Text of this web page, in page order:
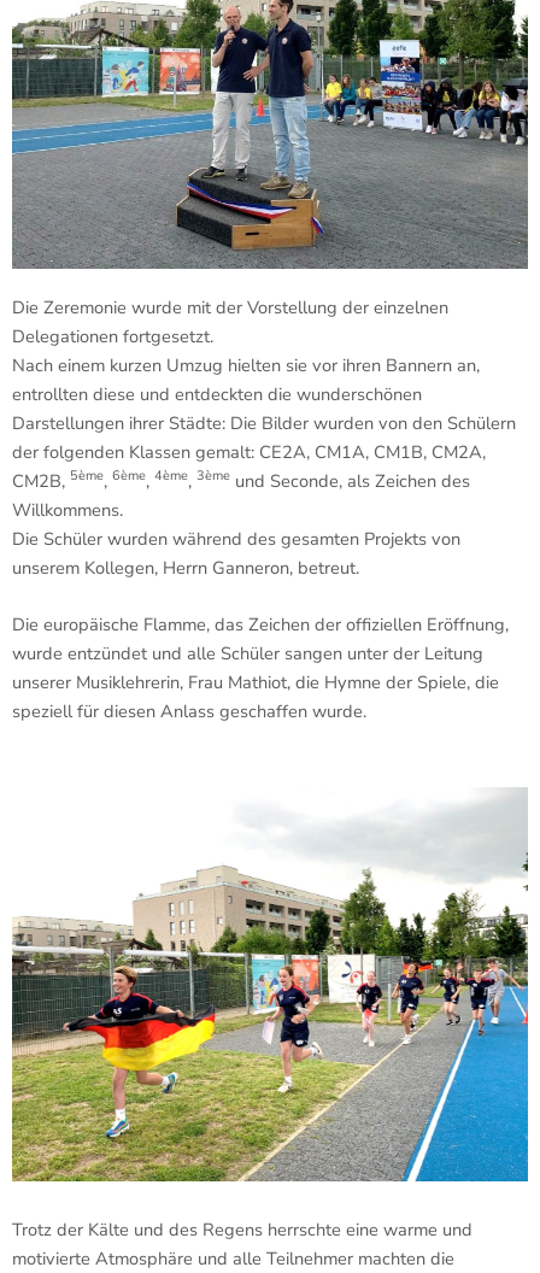
Die Zeremonie wurde mit der Vorstellung der einzelnen
Delegationen fortgesetzt.
Nach einem kurzen Umzug hielten sie vor ihren Bannern an,
entrollten diese und entdeckten die wunderschönen
Darstellungen ihrer Städte: Die Bilder wurden von den Schülern
der folgenden Klassen gemalt: CE2A, CM1A, CM1B, CM2A,
CM2B, 5ème, 6ème, 4ème, 3ème und Seconde, als Zeichen des
Willkommens.
Die Schüler wurden während des gesamten Projekts von
unserem Kollegen, Herrn Ganneron, betreut.
Die europäische Flamme, das Zeichen der offiziellen Eröffnung,
wurde entzündet und alle Schüler sangen unter der Leitung
unserer Musiklehrerin, Frau Mathiot, die Hymne der Spiele, die
speziell für diesen Anlass geschaffen wurde.
Trotz der Kälte und des Regens herrschte eine warme und
motivierte Atmosphäre und alle Teilnehmer machten die